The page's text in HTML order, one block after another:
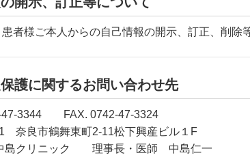
者様ご本人からの自己情報の開示、訂正、削除
護に関するお問い合わせ先
47-3344 FAX. 0742-47-3324
奈良市鶴舞東町2-11松下興産ビル１F
島クリニック 理事長・医師 中島仁一